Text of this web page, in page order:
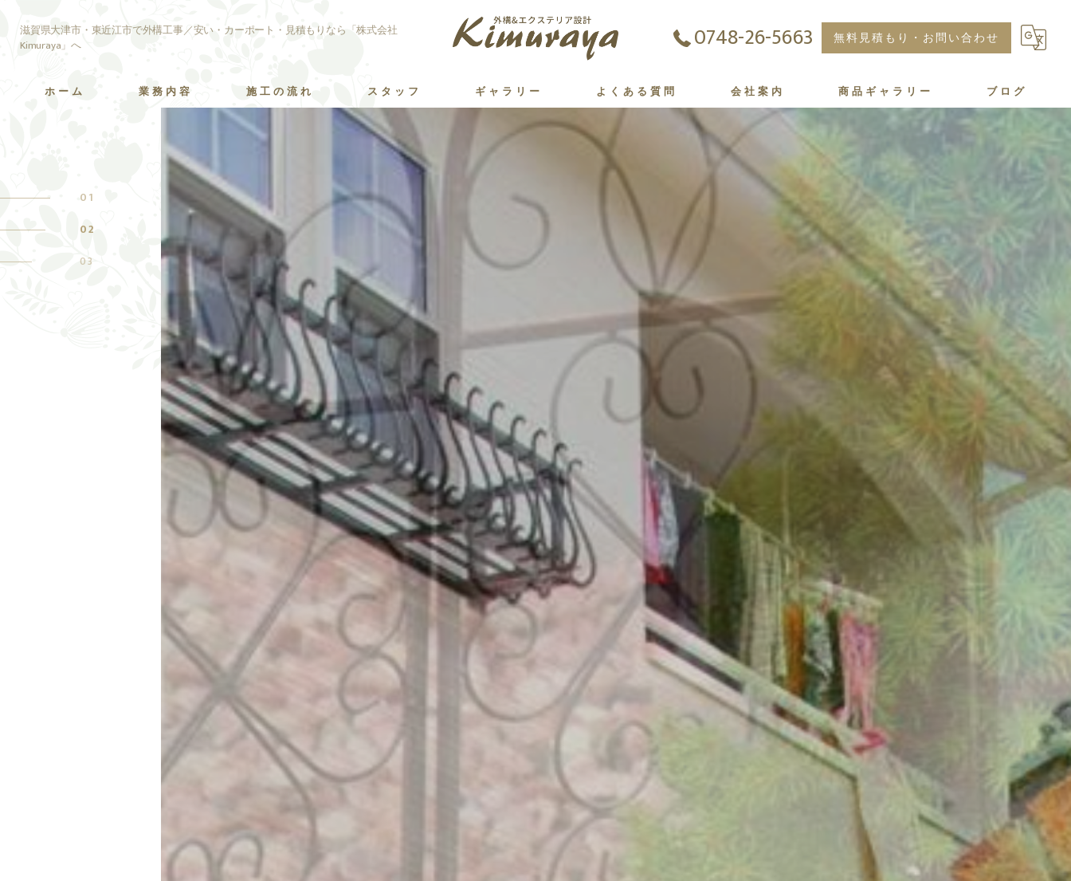
滋賀県大津市・東近江市で外構工事／安い・カーポート・見積もりなら「株式会社
Kimuraya」へ
0748-26-5663 無料見積もり・お問い合わせ
ホーム 業務内容 施工の流れ スタッフ ギャラリー よくある質問 会社案内 商品ギャラリー ブログ